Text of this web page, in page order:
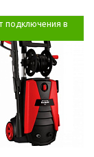
подключения в